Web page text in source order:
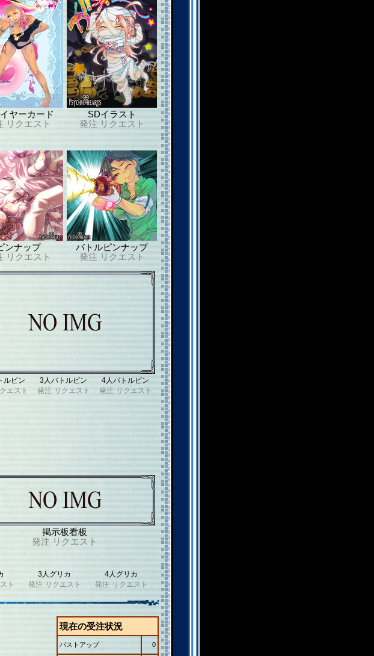
ヤーカード
リクエスト
SDイラスト
発注 リクエスト
ンナップ
リクエスト
バトルピンナップ
発注 リクエスト
ルピン
エスト
3人バトルピン
発注 リクエスト
4人バトルピン
発注 リクエスト
掲示板看板
発注 リクエスト
ト
3人グリカ
発注 リクエスト
4人グリカ
発注 リクエスト
現在の受注状況
バストアップ 0